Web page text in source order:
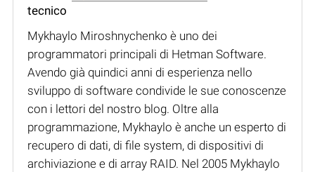
tecnico
Mykhaylo Miroshnychenko è uno dei
programmatori principali di Hetman Software.
Avendo già quindici anni di esperienza nello
sviluppo di software condivide le sue conoscenze
con i lettori del nostro blog. Oltre alla
programmazione, Mykhaylo è anche un esperto di
recupero di dati, di file system, di dispositivi di
archiviazione e di array RAID. Nel 2005 Mykhaylo